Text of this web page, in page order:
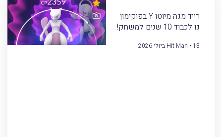
רייד מגה מיוטו Y בפוקימון
גו לכבוד 10 שנים למשחק!
Hit Man 13 ביולי 2026